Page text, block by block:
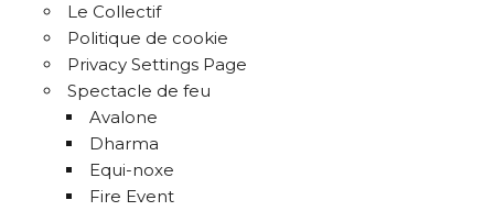
Le Collectif
Politique de cookie
Privacy Settings Page
Spectacle de feu
Avalone
Dharma
Equi-noxe
Fire Event